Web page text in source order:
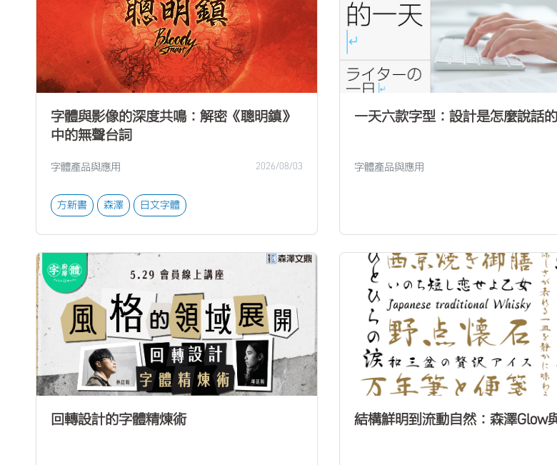
字體與影像的深度共鳴：解密《聰明鎮》
中的無聲台詞
字體產品與應用 2026/08/03
方新書 森澤 日文字體
一天六款字型：設計是怎麼說話的
字體產品與應用
回轉設計的字體精煉術 結構鮮明到流動自然：森澤Glow